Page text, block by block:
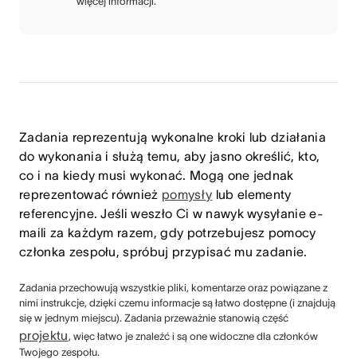
Zadania reprezentują wykonalne kroki lub działania
do wykonania i służą temu, aby jasno określić, kto,
co i na kiedy musi wykonać. Mogą one jednak
reprezentować również pomysły lub elementy
referencyjne. Jeśli weszło Ci w nawyk wysyłanie e-
maili za każdym razem, gdy potrzebujesz pomocy
członka zespołu, spróbuj przypisać mu zadanie.
Zadania przechowują wszystkie pliki, komentarze oraz powiązane z
nimi instrukcje, dzięki czemu informacje są łatwo dostępne (i znajdują
się w jednym miejscu). Zadania przeważnie stanowią część
projektu, więc łatwo je znaleźć i są one widoczne dla członków
Twojego zespołu.